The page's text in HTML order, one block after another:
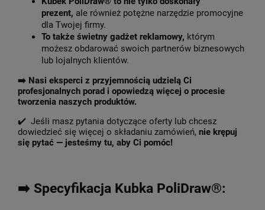
prezent, ale również potężne narzędzie promocyjne
dla Twojej firmy.
To także świetny gadżet reklamowy, którym
możesz obdarować swoich partnerów biznesowych
lub lojalnych klientów.
➡️ Nasi eksperci z przyjemnością udzielą Ci
profesjonalnych porad i opowiedzą więcej o procesie
tworzenia naszych produktów.
✔️ Jeśli masz pytania dotyczące oferty lub chcesz
dowiedzieć się więcej o składaniu zamówień, nie krępuj
się pytać — jesteśmy tu, aby Ci pomóc!
➡️ Specyfikacja Kubka PoliDraw®: